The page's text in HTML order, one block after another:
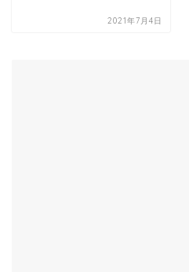
2021年7月4日